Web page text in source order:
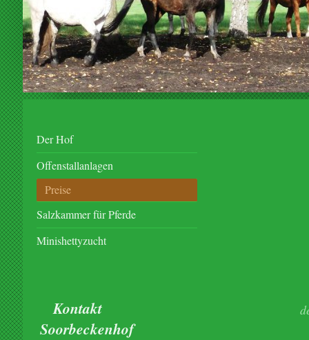
Der Hof
Offenstallanlagen
Preise
Salzkammer für Pferde
Minishettyzucht
Kontakt
Soorbeckenhof